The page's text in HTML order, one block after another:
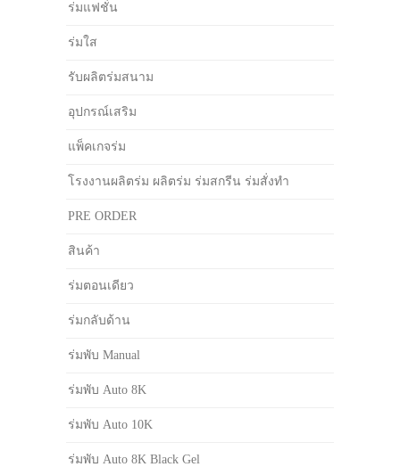
ร่มแฟชั่น
ร่มใส
รับผลิตร่มสนาม
อุปกรณ์เสริม
แพ็คเกจร่ม
โรงงานผลิตร่ม ผลิตร่ม ร่มสกรีน ร่มสั่งทำ
PRE ORDER
สินค้า
ร่มตอนเดียว
ร่มกลับด้าน
ร่มพับ Manual
ร่มพับ Auto 8K
ร่มพับ Auto 10K
ร่มพับ Auto 8K Black Gel